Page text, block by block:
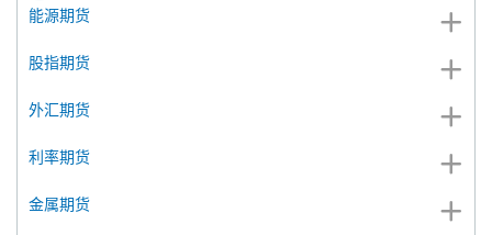
能源期货
股指期货
外汇期货
利率期货
金属期货